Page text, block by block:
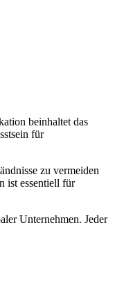
beinhaltet das
für
zu vermeiden
ist essentiell für
Unternehmen. Jeder